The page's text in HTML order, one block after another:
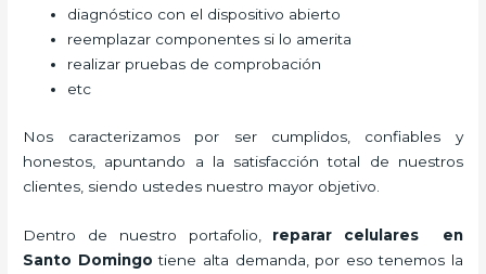
diagnóstico con el dispositivo abierto
reemplazar componentes si lo amerita
realizar pruebas de comprobación
etc
Nos caracterizamos por ser cumplidos, confiables y
honestos, apuntando a la satisfacción total de nuestros
clientes, siendo ustedes nuestro mayor objetivo.
Dentro de nuestro portafolio, reparar celulares en
Santo Domingo tiene alta demanda, por eso tenemos la